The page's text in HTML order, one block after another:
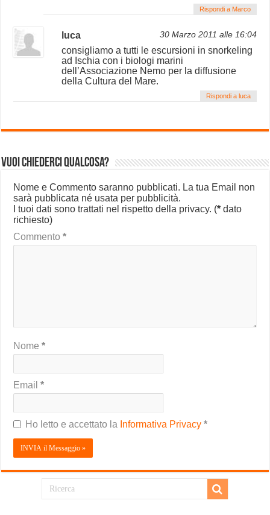
Rispondi a Marco
luca 30 Marzo 2011 alle 16:04
consigliamo a tutti le escursioni in snorkeling
ad Ischia con i biologi marini
dell’Associazione Nemo per la diffusione
della Cultura del Mare.
Rispondi a luca
Vuoi chiederci qualcosa?
Nome e Commento saranno pubblicati. La tua Email non
sarà pubblicata né usata per pubblicità.
I tuoi dati sono trattati nel rispetto della privacy. (* dato
richiesto)
Commento*
Nome*
Email*
Ho letto e accettato la Informativa Privacy*